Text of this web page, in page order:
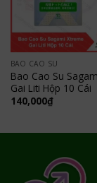
BAO CAO SU
Bao Cao Su
Gai Liti Hộp 10 Cái
140,000₫